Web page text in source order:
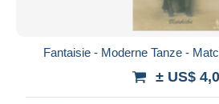
Fantaisie - Moderne Tanze -
± US$